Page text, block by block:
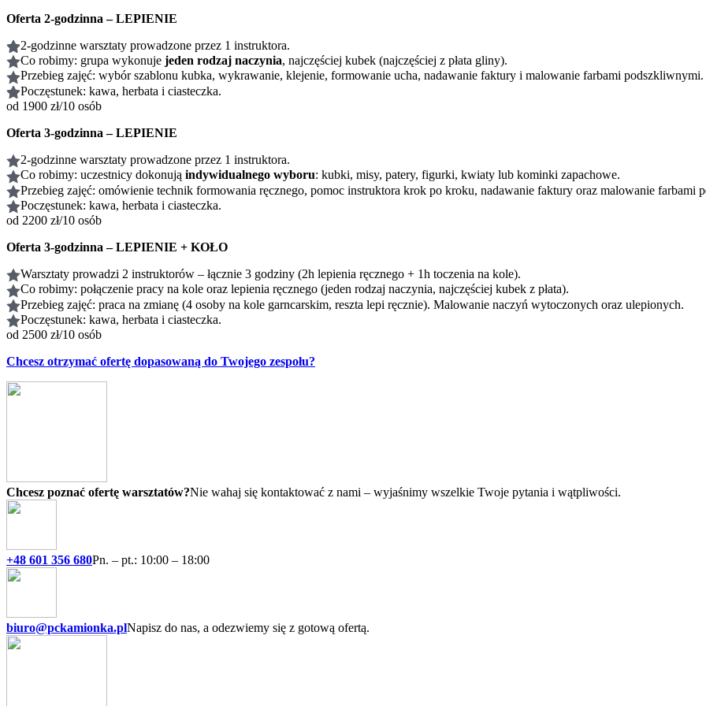
Oferta 2-godzinna – LEPIENIE
2-godzinne warsztaty prowadzone przez 1 instruktora.
Co robimy: grupa wykonuje jeden rodzaj naczynia, najczęściej kubek (najczęściej z płata gliny).
Przebieg zajęć: wybór szablonu kubka, wykrawanie, klejenie, formowanie ucha, nadawanie faktury i malowanie farbami podszkliwnymi.
Poczęstunek: kawa, herbata i ciasteczka.
od 1900 zł/10 osób
Oferta 3-godzinna – LEPIENIE
2-godzinne warsztaty prowadzone przez 1 instruktora.
Co robimy: uczestnicy dokonują indywidualnego wyboru: kubki, misy, patery, figurki, kwiaty lub kominki zapachowe.
Przebieg zajęć: omówienie technik formowania ręcznego, pomoc instruktora krok po kroku, nadawanie faktury oraz malowanie farbami
Poczęstunek: kawa, herbata i ciasteczka.
od 2200 zł/10 osób
Oferta 3-godzinna – LEPIENIE + KOŁO
Warsztaty prowadzi 2 instruktorów – łącznie 3 godziny (2h lepienia ręcznego + 1h toczenia na kole).
Co robimy: połączenie pracy na kole oraz lepienia ręcznego (jeden rodzaj naczynia, najczęściej kubek z płata).
Przebieg zajęć: praca na zmianę (4 osoby na kole garncarskim, reszta lepi ręcznie). Malowanie naczyń wytoczonych oraz ulepionych.
Poczęstunek: kawa, herbata i ciasteczka.
od 2500 zł/10 osób
Chcesz otrzymać ofertę dopasowaną do Twojego zespołu?
Chcesz poznać ofertę warsztatów?Nie wahaj się kontaktować z nami – wyjaśnimy wszelkie Twoje pytania i wątpliwości.
+48 601 356 680Pn. – pt.: 10:00 – 18:00
biuro@pckamionka.plNapisz do nas, a odezwiemy się z gotową ofertą.